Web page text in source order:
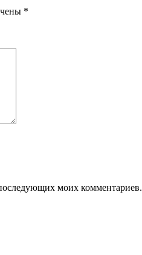
*
моих комментариев.